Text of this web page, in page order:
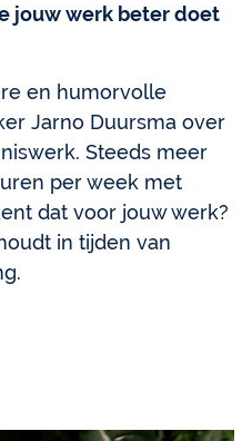
jouw werk beter doet
en humorvolle
Jarno Duursma over
Steeds meer
per week met
dat voor jouw werk?
in tijden van